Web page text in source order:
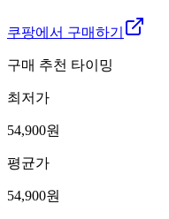
쿠팡에서 구매하기
구매 추천 타이밍
최저가
54,900원
평균가
54,900원